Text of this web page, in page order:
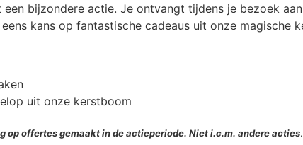
bijzondere actie. Je ontvangt tijdens je bezoek
kans op fantastische cadeaus uit onze magische
uit onze kerstboom
op offertes gemaakt in de actieperiode. Niet i.c.m. andere acties.